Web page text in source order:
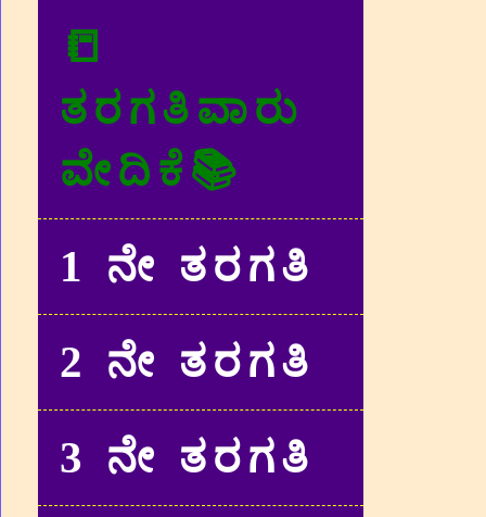
📒
ತರಗತಿವಾರು
ವೇದಿಕೆ📚
1 ನೇ ತರಗತಿ
2 ನೇ ತರಗತಿ
3 ನೇ ತರಗತಿ